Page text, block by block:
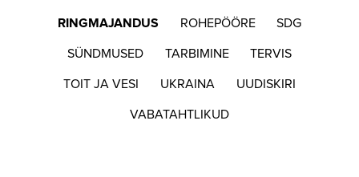
RINGMAJANDUS ROHEPÖÖRE SDG
SÜNDMUSED TARBIMINE TERVIS
TOIT JA VESI UKRAINA UUDISKIRI
VABATAHTLIKUD